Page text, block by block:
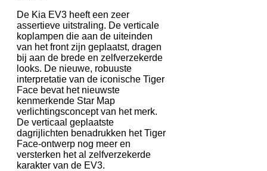
De Kia EV3 heeft een zeer
assertieve uitstraling. De verticale
koplampen die aan de uiteinden
van het front zijn geplaatst, dragen
bij aan de brede en zelfverzekerde
looks. De nieuwe, robuuste
interpretatie van de iconische Tiger
Face bevat het nieuwste
kenmerkende Star Map
verlichtingsconcept van het merk.
De verticaal geplaatste
dagrijlichten benadrukken het Tiger
Face-ontwerp nog meer en
versterken het al zelfverzekerde
karakter van de EV3.